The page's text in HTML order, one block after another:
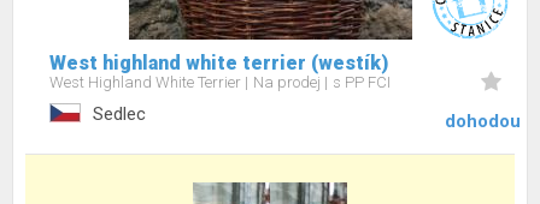
West highland white terrier (westík)
West Highland White Terrier Na prodej s PP FCI
Sedlec dohodou